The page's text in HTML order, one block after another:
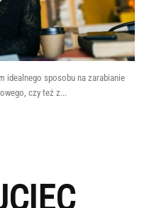
idealnego sposobu na zarabianie
czy też z...